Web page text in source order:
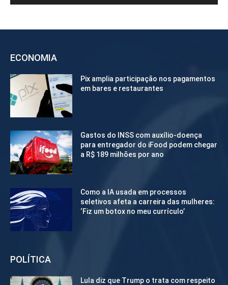
ECONOMIA
Pix amplia participação nos pagamentos
em bares e restaurantes
Gastos do INSS com auxílio-doença
para entregador do iFood podem chegar
a R$ 189 milhões por ano
Como a IA usada em processos
seletivos afeta a carreira das mulheres:
‘Fiz um botox no meu currículo’
POLÍTICA
Lula diz que Trump o trata com respeito